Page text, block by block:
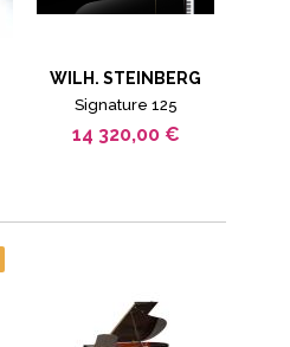
WILH. STEINBERG
Signature 125
14 320,00 €